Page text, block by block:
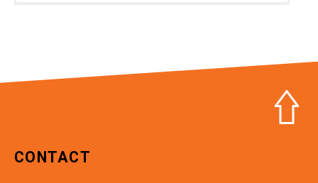
CONTACT